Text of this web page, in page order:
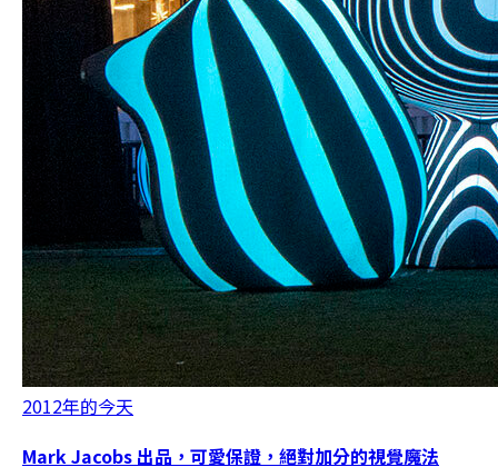
2012年的今天
Mark Jacobs 出品，可愛保證，絕對加分的視覺魔法